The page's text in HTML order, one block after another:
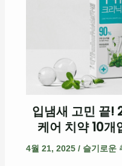
입냄새 고민 끝!
케어 치약 10
4월 21, 2025 / 슬기로운